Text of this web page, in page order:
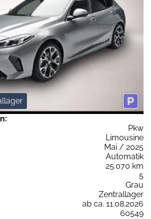
Pkw
Limousine
Mai / 2025
Automatik
25.070 km
5
Grau
Zentrallager
ab ca. 11.08.2026
60549